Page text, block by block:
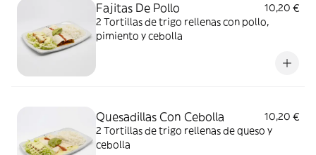
Fajitas De Pollo
10,20 €
2 Tortillas de trigo rellenas con pollo,
pimiento y cebolla
Quesadillas Con Cebolla
10,20 €
2 Tortillas de trigo rellenas de queso y
cebolla